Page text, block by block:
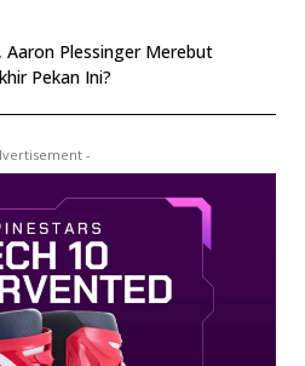
Aaron Plessinger Merebut
Pekan Ini?
-